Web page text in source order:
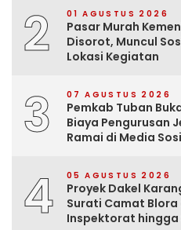
2 01 AGUSTUS 2026
Pasar Murah
Disorot, Muncul
Lokasi Kegiatan
3 07 AGUSTUS 2026
Pemkab Tuban
Biaya Pengurusan
Ramai di Media
4 05 AGUSTUS 2026
Proyek Dakel
Surati Camat Blora
Inspektorat hingga